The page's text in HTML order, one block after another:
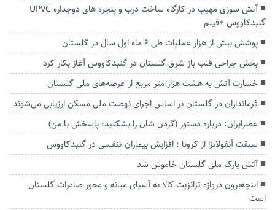
آتش سوزی مهیب در کارگاه ساخت درب و پنجره های دوجداره UPVC
گنبدکاووس +فیلم
پوشش بیش از هزار عملیات طی ۶ ماه اول سال در گلستان
بخش جراحی قلب باز شرق گلستان در گنبدکاووس آغاز بکار کرد
خسارت آتش به هشت هزار متر مربع از عرصه‌های ملی گلستان
فرمانداران در گلستان بر اساس اجرای نهضت ملی مسکن ارزیابی می‌شوند
عصرایران: درباره دستور (گردن شان را بشکنید؛ پاسخش با من)
سبقت آنفولانزا از کرونا ؛ افزایش بیماران تنفسی در گنبدکاووس
آتش پارک ملی گلستان خاموش شد
اینچه‌برون دروازه ترانزیت کالا به آسیای میانه و محور صادرات گلستان
است